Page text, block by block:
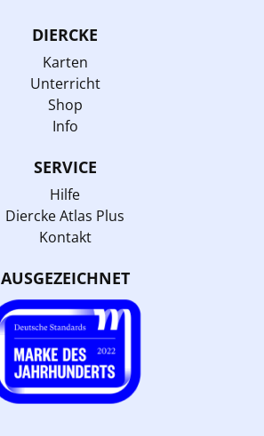
DIERCKE
Karten
Unterricht
Shop
Info
SERVICE
Hilfe
Diercke Atlas Plus
Kontakt
AUSGEZEICHNET